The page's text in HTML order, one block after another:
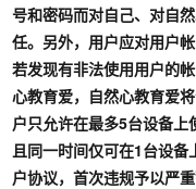
号和密码而对自己、对自
任。另外，用户应对用户
若发现有非法使用用户的
心教育爱，自然心教育爱
户只允许在最多5台设备上
且同一时间仅可在1台设备
户协议，首次违规予以严